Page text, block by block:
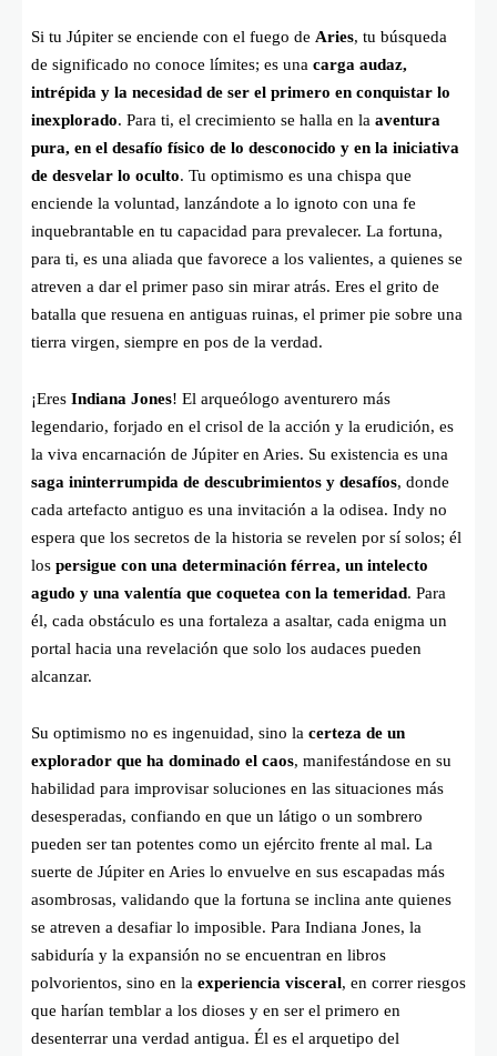
Si tu Júpiter se enciende con el fuego de Aries, tu búsqueda
de significado no conoce límites; es una carga audaz,
intrépida y la necesidad de ser el primero en conquistar lo
inexplorado. Para ti, el crecimiento se halla en la aventura
pura, en el desafío físico de lo desconocido y en la iniciativa
de desvelar lo oculto. Tu optimismo es una chispa que
enciende la voluntad, lanzándote a lo ignoto con una fe
inquebrantable en tu capacidad para prevalecer. La fortuna,
para ti, es una aliada que favorece a los valientes, a quienes se
atreven a dar el primer paso sin mirar atrás. Eres el grito de
batalla que resuena en antiguas ruinas, el primer pie sobre una
tierra virgen, siempre en pos de la verdad.
¡Eres Indiana Jones! El arqueólogo aventurero más
legendario, forjado en el crisol de la acción y la erudición, es
la viva encarnación de Júpiter en Aries. Su existencia es una
saga ininterrumpida de descubrimientos y desafíos, donde
cada artefacto antiguo es una invitación a la odisea. Indy no
espera que los secretos de la historia se revelen por sí solos; él
los persigue con una determinación férrea, un intelecto
agudo y una valentía que coquetea con la temeridad. Para
él, cada obstáculo es una fortaleza a asaltar, cada enigma un
portal hacia una revelación que solo los audaces pueden
alcanzar.
Su optimismo no es ingenuidad, sino la certeza de un
explorador que ha dominado el caos, manifestándose en su
habilidad para improvisar soluciones en las situaciones más
desesperadas, confiando en que un látigo o un sombrero
pueden ser tan potentes como un ejército frente al mal. La
suerte de Júpiter en Aries lo envuelve en sus escapadas más
asombrosas, validando que la fortuna se inclina ante quienes
se atreven a desafiar lo imposible. Para Indiana Jones, la
sabiduría y la expansión no se encuentran en libros
polvorientos, sino en la experiencia visceral, en correr riesgos
que harían temblar a los dioses y en ser el primero en
desenterrar una verdad antigua. Él es el arquetipo del